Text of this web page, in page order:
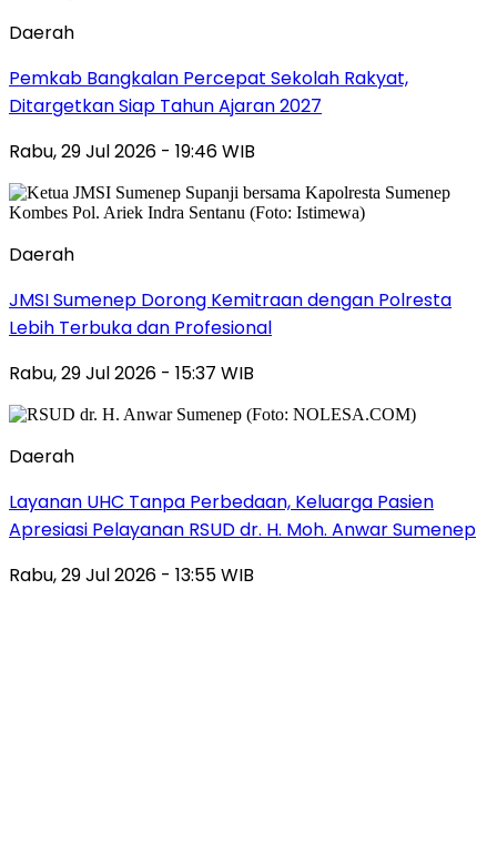
Daerah
Pemkab Bangkalan Percepat Sekolah Rakyat,
Ditargetkan Siap Tahun Ajaran 2027
Rabu, 29 Jul 2026 - 19:46 WIB
Daerah
JMSI Sumenep Dorong Kemitraan dengan Polresta
Lebih Terbuka dan Profesional
Rabu, 29 Jul 2026 - 15:37 WIB
Daerah
Layanan UHC Tanpa Perbedaan, Keluarga Pasien
Apresiasi Pelayanan RSUD dr. H. Moh. Anwar Sumenep
Rabu, 29 Jul 2026 - 13:55 WIB